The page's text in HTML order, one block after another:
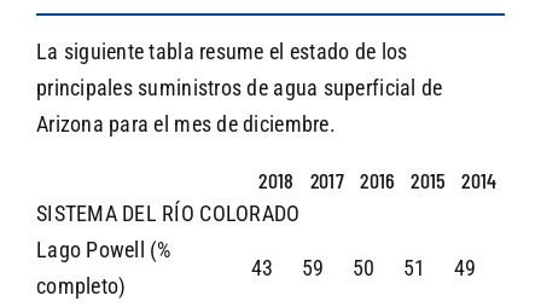
La siguiente tabla resume el estado de los
principales suministros de agua superficial de
Arizona para el mes de diciembre.
2018 2017 2016 2015 2014
SISTEMA DEL RÍO COLORADO
Lago Powell (%
completo)
43 59 50 51 49